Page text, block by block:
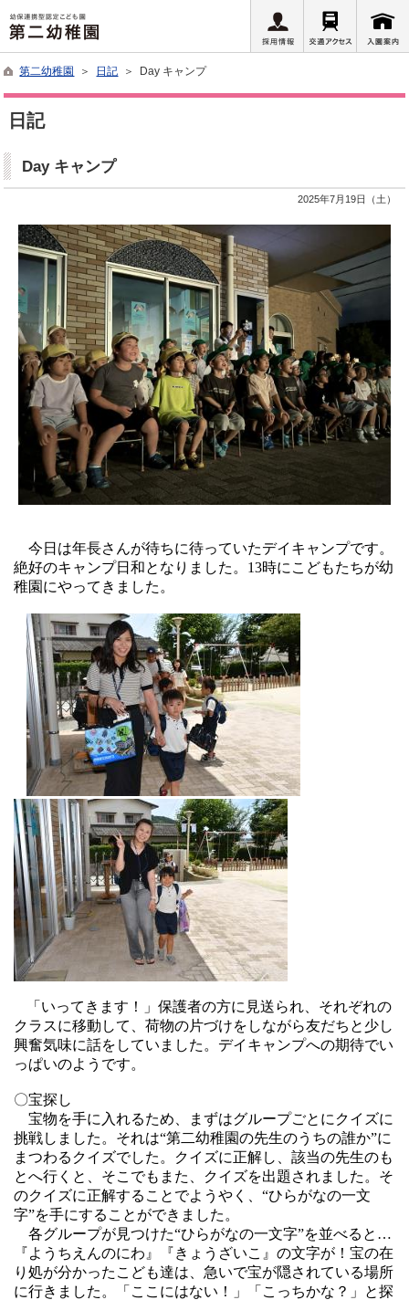
第二幼稚園 ＞ 日記 ＞ Day キャンプ
日記
Day キャンプ
2025年7月19日（土）
今日は年長さんが待ちに待っていたデイキャンプです。
絶好のキャンプ日和となりました。 13時にこ どもたちが幼
稚園にやってきました。
「いってきます！」保護者の方に見送られ、それぞれの
クラスに移動して、荷物の片づけをしながら友だちと少し
興奮気味に話をしていました。デイキャンプへの期待でい
っぱいのようです。
〇宝探し
宝物を手に入れるため、まずはグループごとにクイズに
挑戦しました。それは“第二幼稚園の先生のうちの誰か”に
まつわるクイズでした。クイズに正解し、該当の先生のも
とへ行くと、そこでもまた、クイズを出題されました。そ
のクイズに正解することでようやく
、“ひらがなの一文
字”を手にすることができました。
各グループが見つけた“ひらがなの一文字”を並べると…
『ようちえんのにわ』『きょうざいこ』の文字が！宝の在
り処が分かったこども達は、急いで宝が隠されている場所
に行きました。「ここにはない！」「こっちかな？」と探